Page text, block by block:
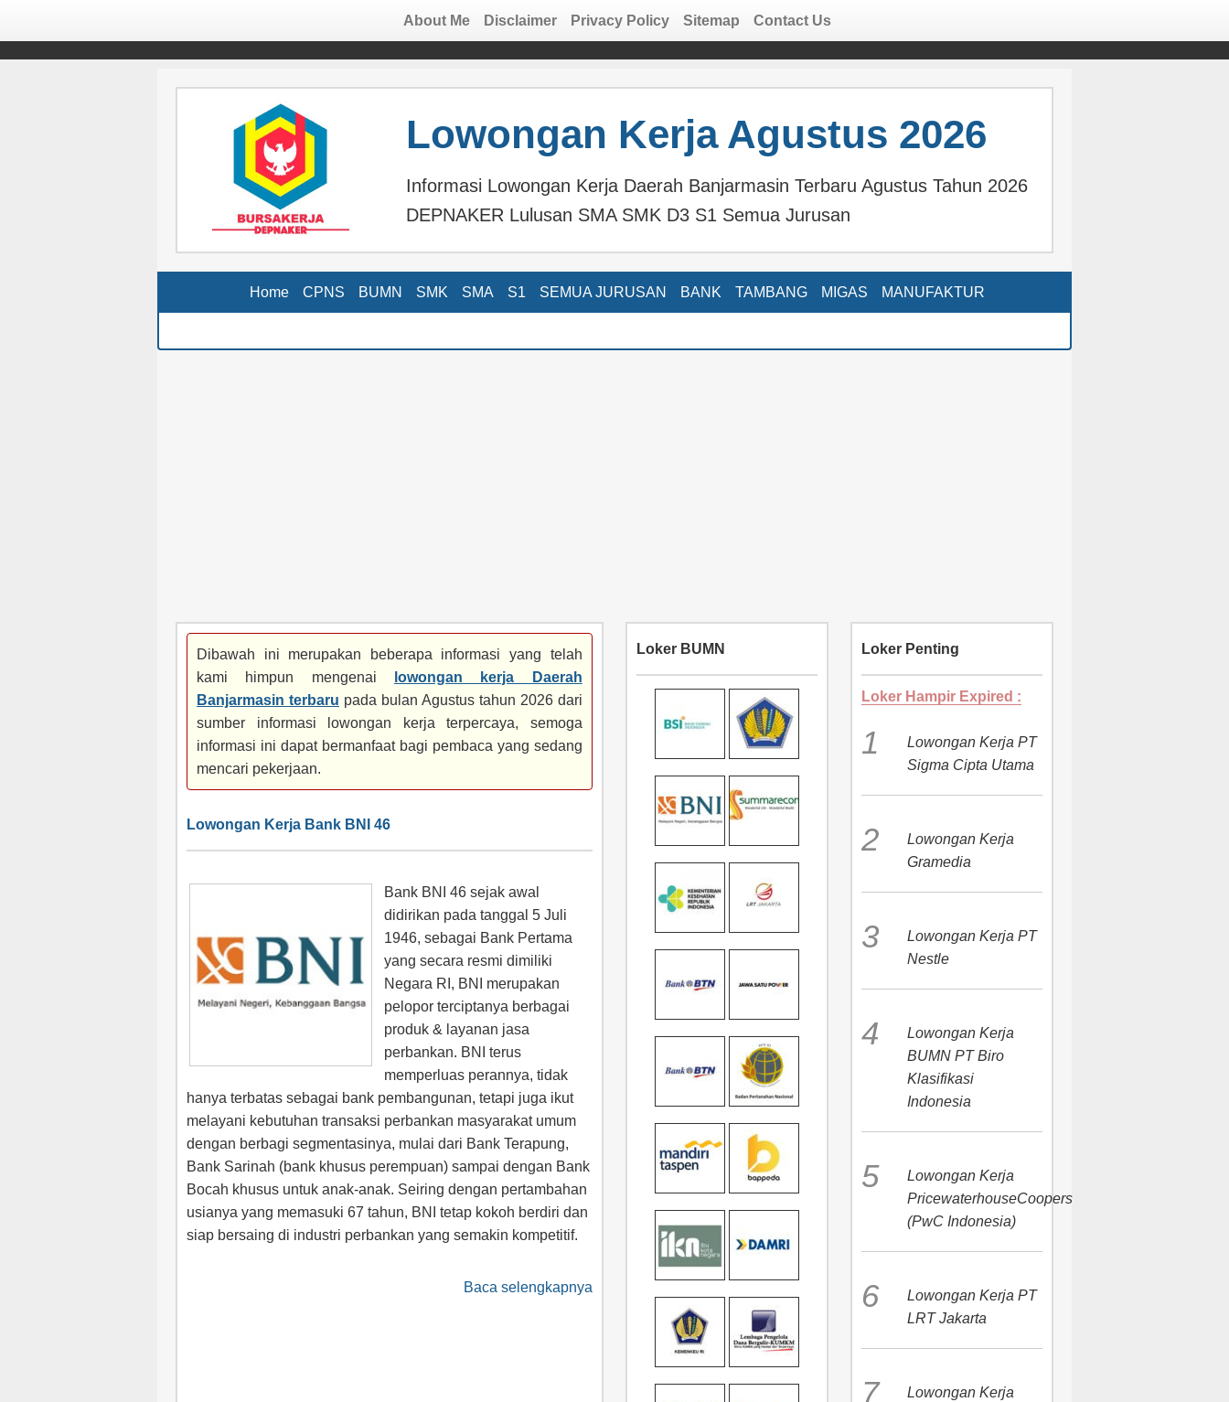
About Me Disclaimer Privacy Policy Sitemap Contact Us
Lowongan Kerja Agustus 2026
Informasi Lowongan Kerja Daerah Banjarmasin Terbaru Agustus Tahun 2026
DEPNAKER Lulusan SMA SMK D3 S1 Semua Jurusan
Home CPNS BUMN SMK SMA S1 SEMUA JURUSAN BANK TAMBANG MIGAS MANUFAKTUR
Dibawah ini merupakan beberapa informasi yang telah
kami himpun mengenai
lowongan kerja Daerah
Banjarmasin terbaru pada bulan Agustus tahun 2026 dari
sumber informasi lowongan kerja terpercaya, semoga
informasi ini dapat bermanfaat bagi pembaca yang sedang
mencari pekerjaan.
Lowongan Kerja Bank BNI 46
Bank BNI 46 sejak awal
didirikan pada tanggal 5 Juli
1946, sebagai Bank Pertama
yang secara resmi dimiliki
Negara RI, BNI merupakan
pelopor terciptanya berbagai
produk & layanan jasa
perbankan. BNI terus
memperluas perannya, tidak
hanya terbatas sebagai bank pembangunan, tetapi juga ikut
melayani kebutuhan transaksi perbankan masyarakat umum
dengan berbagi segmentasinya, mulai dari Bank Terapung,
Bank Sarinah (bank khusus perempuan) sampai dengan Bank
Bocah khusus untuk anak-anak. Seiring dengan pertambahan
usianya yang memasuki 67 tahun, BNI tetap kokoh berdiri dan
siap bersaing di industri perbankan yang semakin kompetitif.
Baca selengkapnya
Loker BUMN Loker Penting
Loker Hampir Expired :
Lowongan Kerja PT
Sigma Cipta Utama
Lowongan Kerja
Gramedia
Lowongan Kerja PT
Nestle
Lowongan Kerja
BUMN PT Biro
Klasifikasi
Indonesia
Lowongan Kerja
PricewaterhouseCoopers
(PwC Indonesia)
Lowongan Kerja PT
LRT Jakarta
Lowongan Kerja